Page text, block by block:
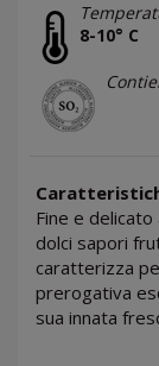
8-10° C
Fine e
dolci sapori
caratterizza
prerogativa
sua innata